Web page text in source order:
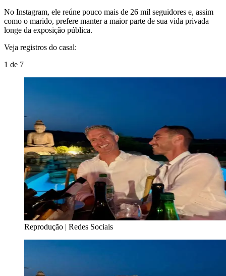
No Instagram, ele reúne pouco mais de 26 mil seguidores e, assim
como o marido, prefere manter a maior parte de sua vida privada
longe da exposição pública.
Veja registros do casal:
1 de 7
Reprodução | Redes Sociais